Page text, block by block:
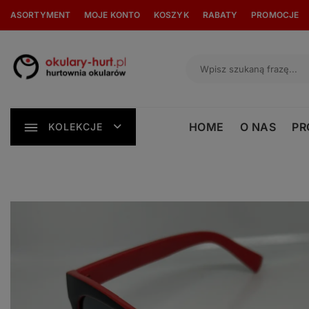
ASORTYMENT MOJE KONTO KOSZYK RABATY PROMOCJE
KOLEKCJE HOME O NAS